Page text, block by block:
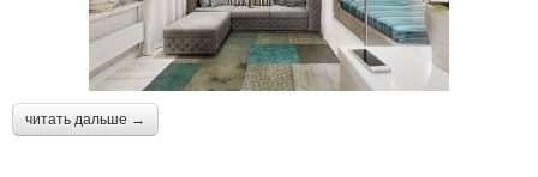
читать дальше →